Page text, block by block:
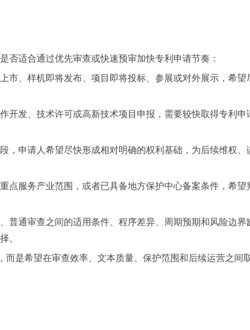
否适合通过优先审查或快速预审加快专利申请节奏：
市、样机即将发布、项目即将投标、参展或对外展示，希望
开发、技术许可或高新技术项目申报，需要较快取得专利申
，申请人希望尽快形成相对明确的权利基础，为后续维权、
点服务产业范围，或者已具备地方保护中心备案条件，希望
普通审查之间的适用条件、程序差异、周期预期和风险边界
。
而是希望在审查效率、文本质量、保护范围和后续运营之间